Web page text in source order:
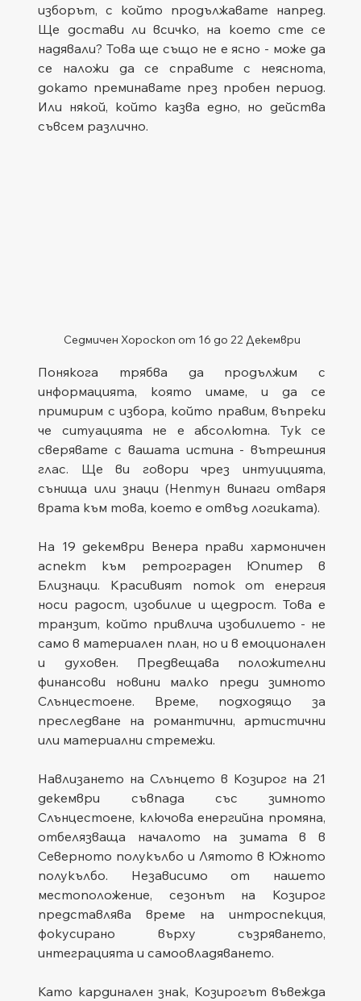
изборът, с който продължавате напред.
Ще достави ли всичко, на което сте се
надявали? Това ще също не е ясно - може да
се наложи да се справите с неяснота,
докато преминавате през пробен период.
Или някой, който казва едно, но действа
съвсем различно.
Седмичен Хороскоп от 16 до 22 Декември
Понякога трябва да продължим с
информацията, която имаме, и да се
примирим с избора, който правим, въпреки
че ситуацията не е абсолютна. Тук се
сверявате с вашата истина - вътрешния
глас. Ще ви говори чрез интуицията,
сънища или знаци (Нептун винаги отваря
врата към това, което е отвъд логиката).
На 19 декември Венера прави хармоничен
аспект към ретрограден Юпитер в
Близнаци. Красивият поток от енергия
носи радост, изобилие и щедрост. Това е
транзит, който привлича изобилието - не
само в материален план, но и в емоционален
и духовен. Предвещава положителни
финансови новини малко преди зимното
Слънцестоене. Време, подходящо за
преследване на романтични, артистични
или материални стремежи.
Навлизането на Слънцето в Козирог на 21
декември съвпада със зимното
Слънцестоене, ключова енергийна промяна,
отбелязваща началото на зимата в в
Северното полукълбо и Лятото в Южното
полукълбо. Независимо от нашето
местоположение, сезонът на Козирог
представлява време на интроспекция,
фокусирано върху съзряването,
интеграцията и самоовладяването.
Като кардинален знак, Козирогът въвежда